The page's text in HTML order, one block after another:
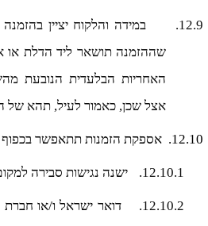
12.9.
במידה והלקוח יציין
שההזמנה תושאר ליד הדלת או
האחריות הבלעדית הנובעת
אצל שכן, כאמור לעיל, תהא של
12.10. אספקת הזמנות תתאפשר
12.10.1. ישנה נגישות סבירה
12.10.2.
דואר ישראל ו/או